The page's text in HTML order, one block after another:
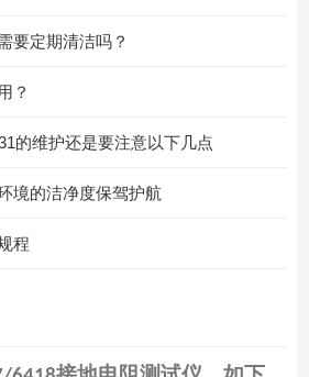
要定期清洁吗？
？
的维护还是要注意以下几点
境的洁净度保驾护航
程